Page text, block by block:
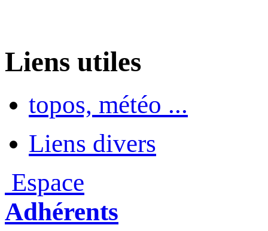
Liens utiles
topos, météo ...
Liens divers
Espace
Adhérents